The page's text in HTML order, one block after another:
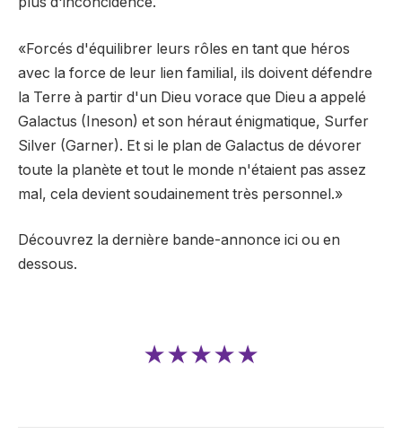
«Forcés d'équilibrer leurs rôles en tant que héros
avec la force de leur lien familial, ils doivent défendre
la Terre à partir d'un Dieu vorace que Dieu a appelé
Galactus (Ineson) et son héraut énigmatique, Surfer
Silver (Garner). Et si le plan de Galactus de dévorer
toute la planète et tout le monde n'étaient pas assez
mal, cela devient soudainement très personnel.»
Découvrez la dernière bande-annonce ici ou en
dessous.
★★★★★